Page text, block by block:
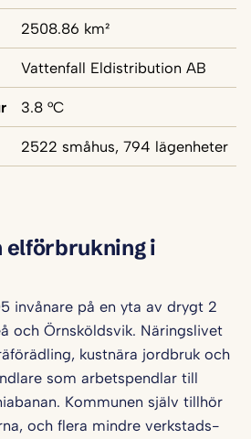
2508.86 km²
Vattenfall Eldistribution AB
3.8 °C
2522 småhus, 794 lägenheter
elförbrukning i
invånare på en yta av drygt 2
och Örnsköldsvik. Näringslivet
kustnära jordbruk och
som arbetspendlar till
Kommunen själv tillhör
och flera mindre verkstads-